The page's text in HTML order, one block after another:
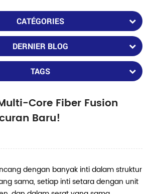
CATÉGORIES
DERNIER BLOG
TAGS
Core Fiber Fusion
Baru!
dengan banyak inti dalam struktur
sama, setiap inti setara dengan unit